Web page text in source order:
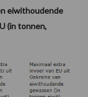
eiwithoudende
(in tonnen,